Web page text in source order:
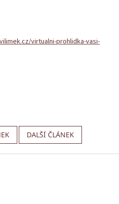
virtualni-prohlidka-vasi-
DALŠÍ ČLÁNEK